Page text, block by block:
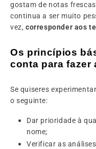
gostam de notas
continua a ser muito
vez, corresponder aos
Os princípios
conta para fazer
Se quiseres
o seguinte:
Dar prioridade à
nome;
Verificar as